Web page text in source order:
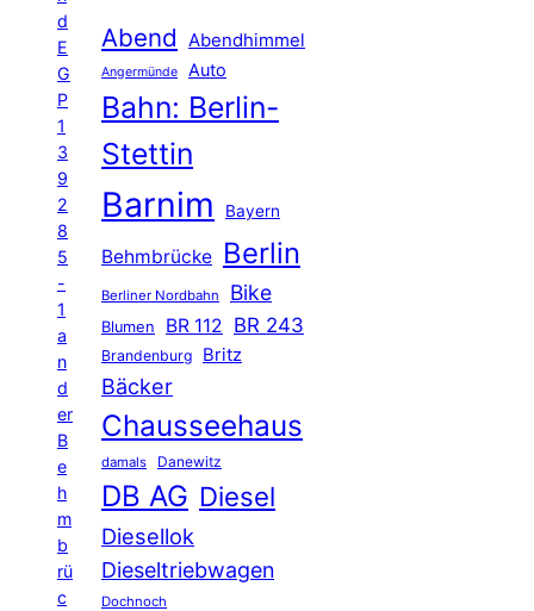
d
E
G
P
1
3
9
2
8
5
-
1
a
n
d
er
B
e
h
m
b
rü
c
Abend Abendhimmel
Angermünde Auto
Bahn: Berlin-
Stettin
Barnim Bayern
Behmbrücke Berlin
Berliner Nordbahn Bike
Blumen BR 112 BR 243
Brandenburg Britz
Bäcker
Chausseehaus
damals Danewitz
DB AG Diesel
Diesellok
Dieseltriebwagen
Dochnoch